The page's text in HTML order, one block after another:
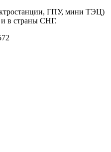
ГПУ, мини ТЭЦ)
и в страны СНГ.